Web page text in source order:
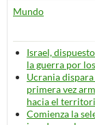
Mundo
Israel,
la guerra por
Ucrania
primera vez
hacia el
Comienza la